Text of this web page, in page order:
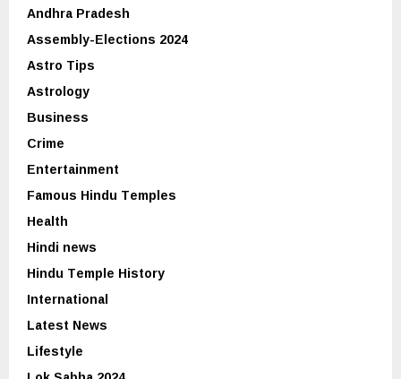
Andhra Pradesh
Assembly-Elections 2024
Astro Tips
Astrology
Business
Crime
Entertainment
Famous Hindu Temples
Health
Hindi news
Hindu Temple History
International
Latest News
Lifestyle